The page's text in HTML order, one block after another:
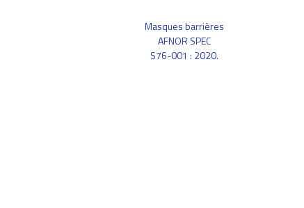
Masques barrières
AFNOR SPEC
S76-001 : 2020.